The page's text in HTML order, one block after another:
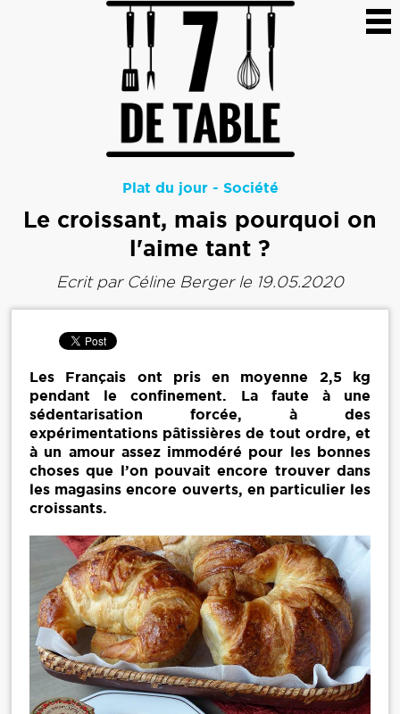
Plat du jour- Société
Le croissant, mais pourquoi on
l'aime tant ?
Ecrit par Céline Bergerle 19.05.2020
Les Français ont pris en moyenne 2,5 kg
pendant le confinement. La faute à une
sédentarisation forcée, à des
expérimentations pâtissières de tout ordre, et
à un amour assez immodéré pour les bonnes
choses que l’on pouvait encore trouver dans
les magasins encore ouverts, en particulier les
croissants.